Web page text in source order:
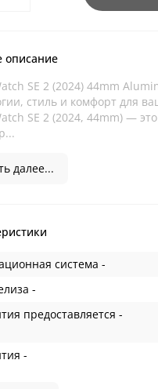
описание
SE 2 (2024) 44mm
стиль и комфорт для
SE 2 (2024, 44mm) —
далее...
система -
-
предоставляется -
-